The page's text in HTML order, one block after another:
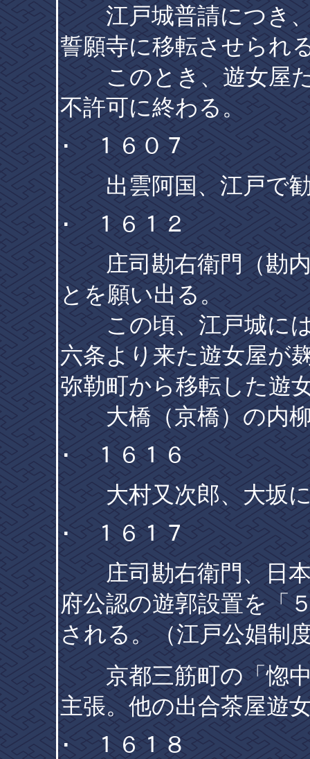
江戸城普請につき、
誓願寺に移転させられ
このとき、遊女屋た
不許可に終わる。
･ １６０７
出雲阿国、江戸で勧
･ １６１２
庄司勘右衛門（勘内
とを願い出る。
この頃、江戸城には
六条より来た遊女屋が
弥勒町から移転した遊
大橋（京橋）の内
･ １６１６
大村又次郎、大坂に
･ １６１７
庄司勘右衛門、日本
府公認の遊郭設置を「
される。（江戸公娼制
京都三筋町の「惚中
主張。他の出合茶屋遊
･ １６１８